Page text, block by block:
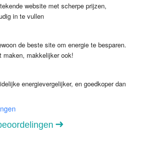
website met scherpe prijzen,
in te vullen
de beste site om energie te besparen.
maken, makkelijker ook!
energievergelijker, en goedkoper dan